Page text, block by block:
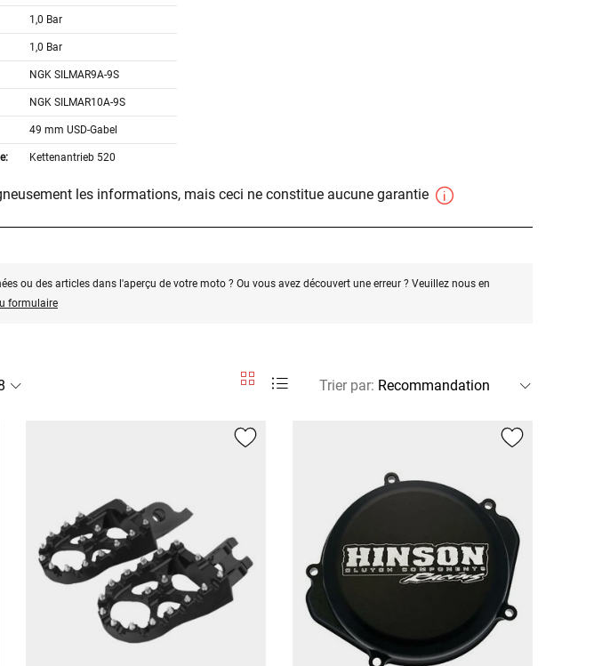
1,0 Bar
1,0 Bar
NGK SILMAR9A-9S
NGK SILMAR10A-9S
49 mm USD-Gabel
Kettenantrieb 520
les informations, mais ceci ne constitue aucune garantie
ou des articles dans l'aperçu de votre moto ? Ou vous avez découvert une erreur ? Veuillez nous en
formulaire
Trier par: